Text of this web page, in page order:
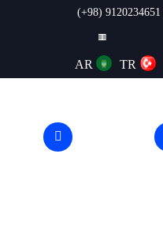
TR
AR